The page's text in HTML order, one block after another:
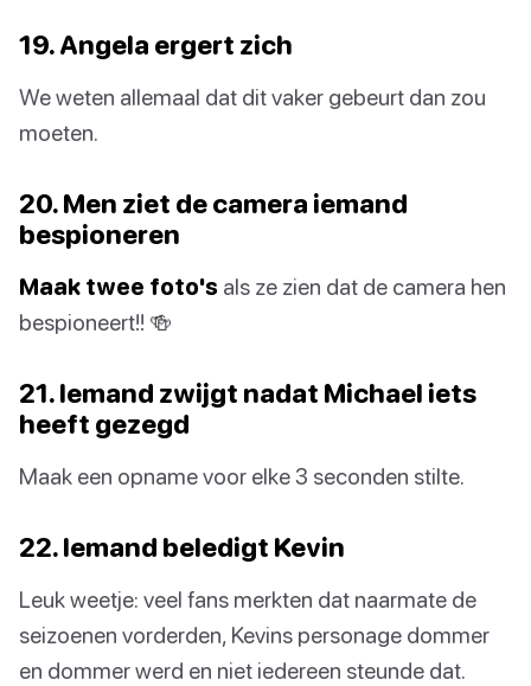
19. Angela ergert zich
We weten allemaal dat dit vaker gebeurt dan zou
moeten.
20. Men ziet de camera iemand
bespioneren
Maak twee foto's als ze zien dat de camera hen
bespioneert!! 🍻
21. Iemand zwijgt nadat Michael iets
heeft gezegd
Maak een opname voor elke 3 seconden stilte.
22. Iemand beledigt Kevin
Leuk weetje: veel fans merkten dat naarmate de
seizoenen vorderden, Kevins personage dommer
en dommer werd en niet iedereen steunde dat.